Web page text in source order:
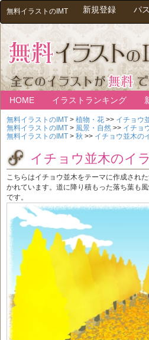
無料イラストのIMT 新規登録 パ
HOME イラストランキング
無料イラストのIMT > 植物・花 >> イチョウ
無料イラストのIMT > 風景・自然 >> イチョ
無料イラストのIMT > 秋 >> イチョウ並木の
イチョウ並木のイ
こちらはイチョウ並木をテーマに作成され
かれています。道に降り積もった落ち葉も
です。